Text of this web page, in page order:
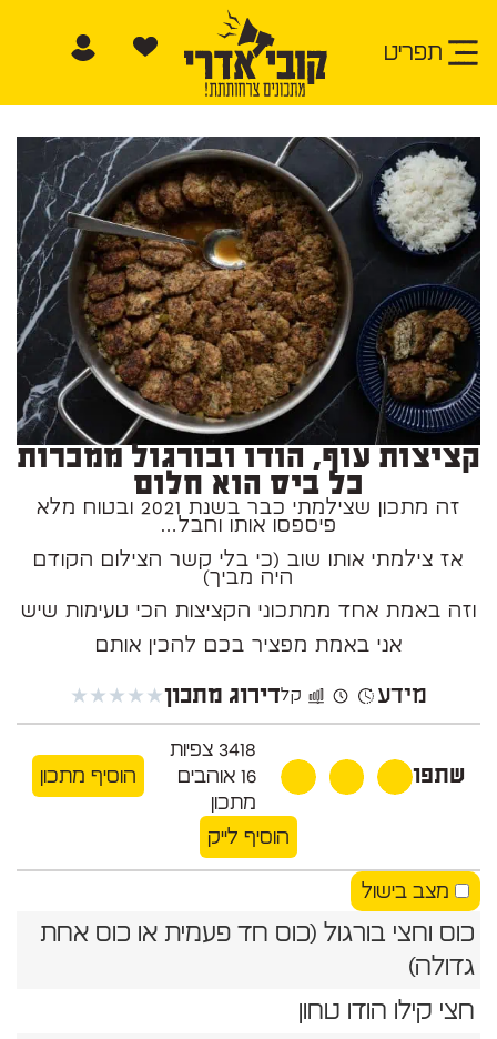
תפריט
קציצות עוף, הודו ובורגול ממכרות
כל ביס הוא חלום
זה מתכון שצילמתי כבר בשנת 2021 ובטוח מלא
פיספסו אותו וחבל…
אז צילמתי אותו שוב (כי בלי קשר הצילום הקודם
היה מביך)
וזה באמת אחד ממתכוני הקציצות הכי טעימות שיש
אני באמת מפציר בכם להכין אותם
מידע קלדירוג מתכון★
★
★
★
★
שתפו
3418 צפיות
16 אוהבים
מתכון
הוסיף מתכון
הוסיף לייק
מצב בישול
כוס וחצי בורגול (כוס חד פעמית או כוס אחת
גדולה)
חצי קילו הודו טחון